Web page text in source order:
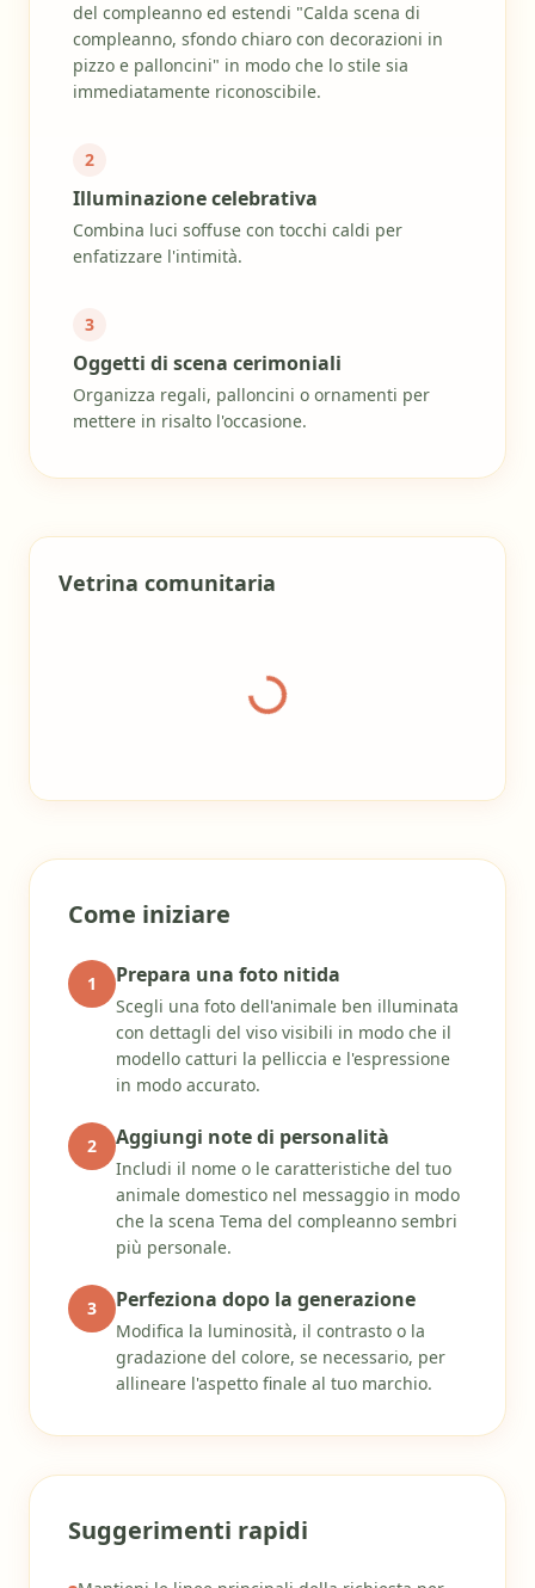
del compleanno ed estendi "Calda scena di
compleanno, sfondo chiaro con decorazioni in
pizzo e palloncini" in modo che lo stile sia
immediatamente riconoscibile.
2
Illuminazione celebrativa
Combina luci soffuse con tocchi caldi per
enfatizzare l'intimità.
3
Oggetti di scena cerimoniali
Organizza regali, palloncini o ornamenti per
mettere in risalto l'occasione.
Vetrina comunitaria
Caricamento galleria
Come iniziare
1 Prepara una foto nitida
Scegli una foto dell'animale ben illuminata
con dettagli del viso visibili in modo che il
modello catturi la pelliccia e l'espressione
in modo accurato.
2 Aggiungi note di personalità
Includi il nome o le caratteristiche del tuo
animale domestico nel messaggio in modo
che la scena Tema del compleanno sembri
più personale.
3 Perfeziona dopo la generazione
Modifica la luminosità, il contrasto o la
gradazione del colore, se necessario, per
allineare l'aspetto finale al tuo marchio.
Suggerimenti rapidi